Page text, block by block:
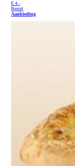
€ 4.-
Bestel
Aanbieding